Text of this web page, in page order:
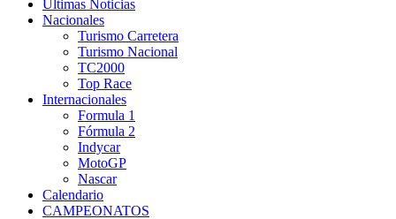
Últimas Noticias
Nacionales
Turismo Carretera
Turismo Nacional
TC2000
Top Race
Internacionales
Formula 1
Fórmula 2
Indycar
MotoGP
Nascar
Calendario
CAMPEONATOS